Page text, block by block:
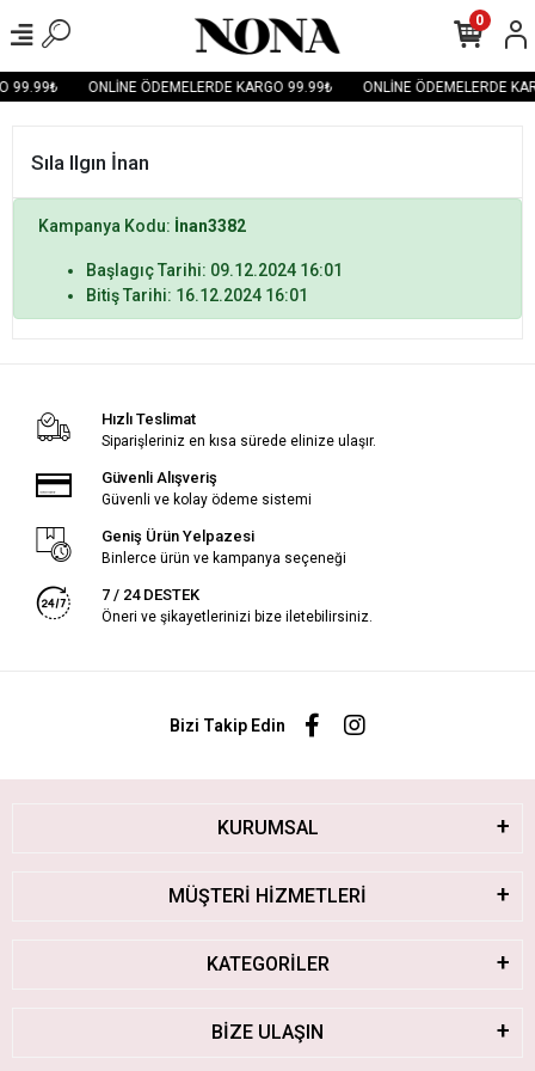
99.99₺ ONLİNE ÖDEMELERDE KARGO 99.99₺ ONLİNE ÖDEMELERDE
0
Sıla Ilgın İnan
Kampanya Kodu: İnan3382
Başlagıç Tarihi: 09.12.2024 16:01
Bitiş Tarihi: 16.12.2024 16:01
Hızlı Teslimat
Siparişleriniz en kısa sürede elinize ulaşır.
Güvenli Alışveriş
Güvenli ve kolay ödeme sistemi
Geniş Ürün Yelpazesi
Binlerce ürün ve kampanya seçeneği
7 / 24 DESTEK
Öneri ve şikayetlerinizi bize iletebilirsiniz.
Bizi Takip Edin
KURUMSAL
MÜŞTERİ HİZMETLERİ
KATEGORİLER
BİZE ULAŞIN